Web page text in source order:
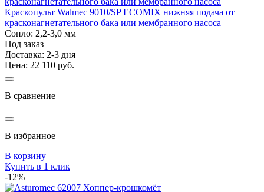
Краскопульт Walmec 9010/SP ECOMIX нижняя подача от
красконагнетательного бака или мембранного насоса
Сопло: 2,2-3,0 мм
Под заказ
Доставка: 2-3 дня
Цена: 22 110 руб.
В сравнение
В избранное
В корзину
Купить в 1 клик
-12%